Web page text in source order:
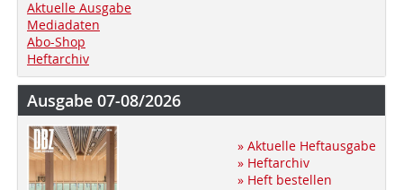
Aktuelle Ausgabe
Mediadaten
Abo-Shop
Heftarchiv
Ausgabe 07-08/2026
» Aktuelle Heftausgabe
» Heftarchiv
» Heft bestellen